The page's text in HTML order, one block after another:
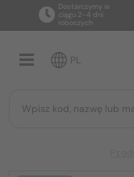
Dostarczymy w
ciągu 2–4 dni
roboczych
PL